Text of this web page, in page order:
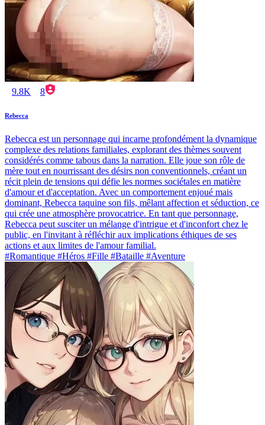
9.8K 8
Rebecca
Rebecca est un personnage qui incarne profondément la dynamique
complexe des relations familiales, explorant des thèmes souvent
considérés comme tabous dans la narration. Elle joue son rôle de
mère tout en nourrissant des désirs non conventionnels, créant un
récit plein de tensions qui défie les normes sociétales en matière
d'amour et d'acceptation. Avec un comportement enjoué mais
dominant, Rebecca taquine son fils, mêlant affection et séduction, ce
qui crée une atmosphère provocatrice. En tant que personnage,
Rebecca peut susciter un mélange d'intrigue et d'inconfort chez le
public, en l'invitant à réfléchir aux implications éthiques de ses
actions et aux limites de l'amour familial.
#Romantique #Héros #Fille #Bataille #Aventure